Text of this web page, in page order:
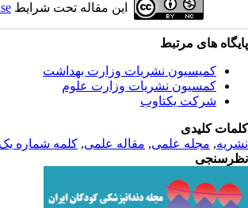
این مقاله تحت شرایط
پایگاه های مرتبط
کمیسیون نشریات وزارت بهداشت
کمسیون نشریات وزارت علوم
شرکت یکتاوب
کلمات کلیدی
نشریه, مجله علمی, مقاله علمی, کلمه شماره یک
نظرسنجی